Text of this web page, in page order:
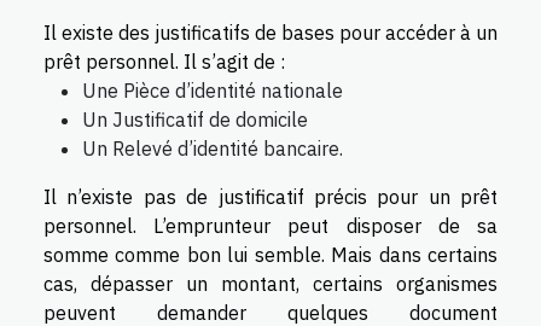
Il existe des justificatifs de bases pour accéder à un
prêt personnel. Il s’agit de :
Une Pièce d’identité nationale
Un Justificatif de domicile
Un Relevé d’identité bancaire.
Il n’existe pas de justificatif précis pour un prêt
personnel. L’emprunteur peut disposer de sa
somme comme bon lui semble. Mais dans certains
cas, dépasser un montant, certains organismes
peuvent demander quelques document